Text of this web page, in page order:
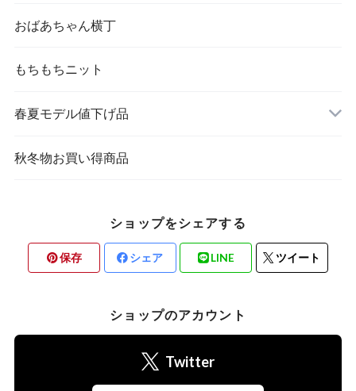
おばあちゃん横丁
もちもちニット
春夏モデル値下げ品
秋冬物お買い得商品
ショップをシェアする
保存 シェア LINE ツイート
ショップのアカウント
Twitter